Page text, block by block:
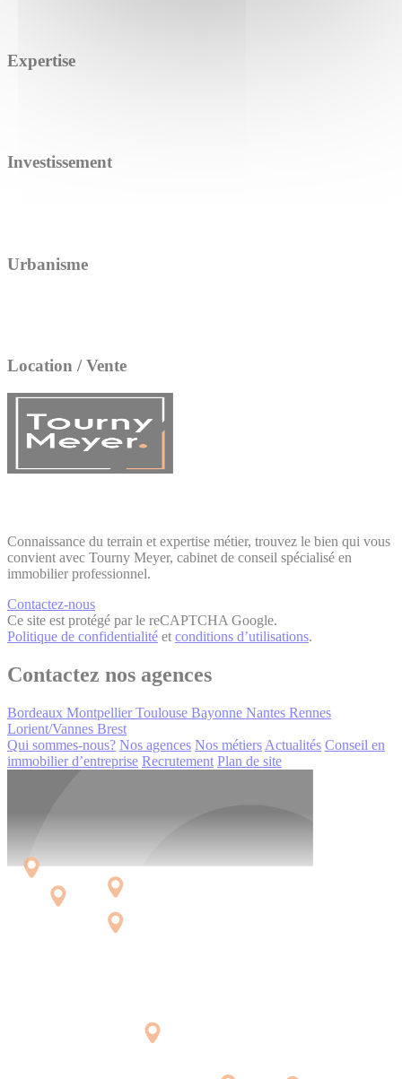
Expertise
Investissement
Urbanisme
Location / Vente
Connaissance du terrain et expertise métier, trouvez le bien qui vous
convient avec Tourny Meyer, cabinet de conseil spécialisé en
immobilier professionnel.
Contactez-nous
Ce site est protégé par le reCAPTCHA Google.
Politique de confidentialité et conditions d’utilisations.
Contactez nos agences
Bordeaux Montpellier Toulouse Bayonne Nantes Rennes
Lorient/Vannes Brest
Qui sommes-nous? Nos agences Nos métiers Actualités Conseil en
immobilier d’entreprise Recrutement Plan de site